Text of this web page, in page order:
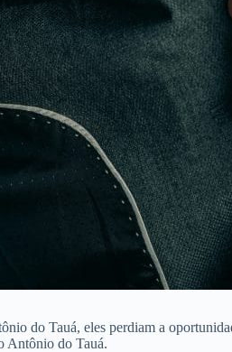
do Tauá, eles perdiam a
Antônio do Tauá.